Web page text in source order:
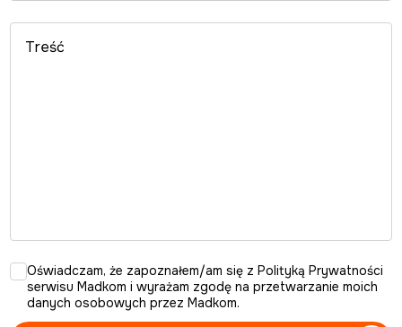
Oświadczam, że zapoznałem/am się z Polityką Prywatności
serwisu Madkom i wyrażam zgodę na przetwarzanie moich
danych osobowych przez Madkom.